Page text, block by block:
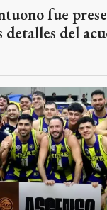
fue
del